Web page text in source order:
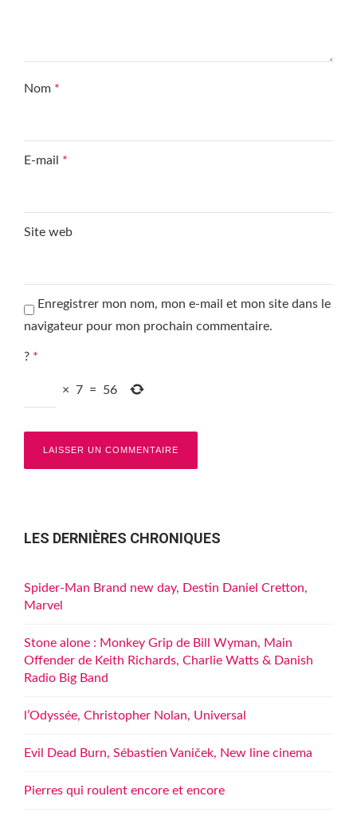
Nom *
E-mail *
Site web
Enregistrer mon nom, mon e-mail et mon site dans le
navigateur pour mon prochain commentaire.
? *
× 7 = 56
LES DERNIÈRES CHRONIQUES
Spider-Man Brand new day, Destin Daniel Cretton,
Marvel
Stone alone : Monkey Grip de Bill Wyman, Main
Offender de Keith Richards, Charlie Watts & Danish
Radio Big Band
l’Odyssée, Christopher Nolan, Universal
Evil Dead Burn, Sébastien Vaniček, New line cinema
Pierres qui roulent encore et encore